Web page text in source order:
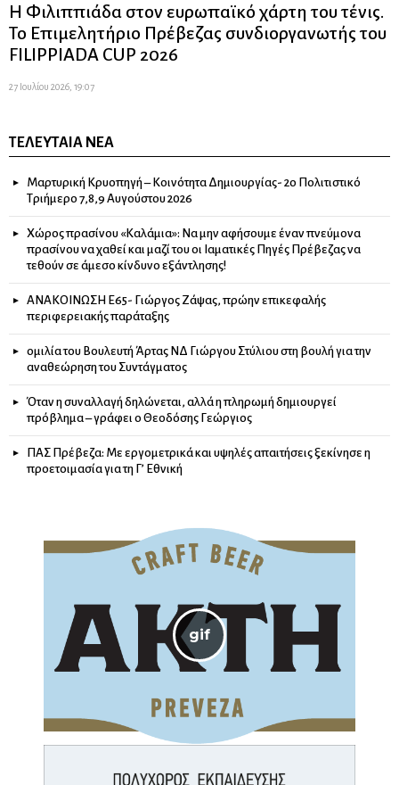
Η Φιλιππιάδα στον ευρωπαϊκό χάρτη του τένις.
Το Επιμελητήριο Πρέβεζας συνδιοργανωτής του
FILIPPIADA CUP 2026
27 Ιουλίου 2026, 19:07
ΤΕΛΕΥΤΑΊΑ ΝΈΑ
Μαρτυρική Κρυοπηγή – Κοινότητα Δημιουργίας- 2ο Πολιτιστικό
Τριήμερο 7,8,9 Αυγούστου 2026
Χώρος πρασίνου «Καλάμια»: Να μην αφήσουμε έναν πνεύμονα
πρασίνου να χαθεί και μαζί του οι Ιαματικές Πηγές Πρέβεζας να
τεθούν σε άμεσο κίνδυνο εξάντλησης!
ΑΝΑΚΟΙΝΩΣΗ Ε65- Γιώργος Ζάψας, πρώην επικεφαλής
περιφερειακής παράταξης
ομιλία του Βουλευτή Άρτας ΝΔ Γιώργου Στύλιου στη βουλή για την
αναθεώρηση του Συντάγματος
Όταν η συναλλαγή δηλώνεται, αλλά η πληρωμή δημιουργεί
πρόβλημα – γράφει ο Θεοδόσης Γεώργιος
ΠΑΣ Πρέβεζα: Με εργομετρικά και υψηλές απαιτήσεις ξεκίνησε η
προετοιμασία για τη Γ’ Εθνική